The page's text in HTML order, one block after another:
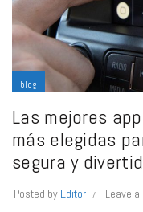
blog
Las mejores
más elegidas
segura y
Posted by Editor Leave